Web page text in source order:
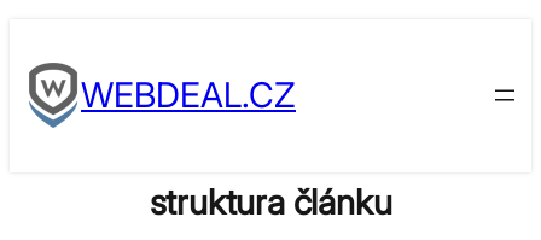
to
contentWEBDEAL.CZ
struktura článku